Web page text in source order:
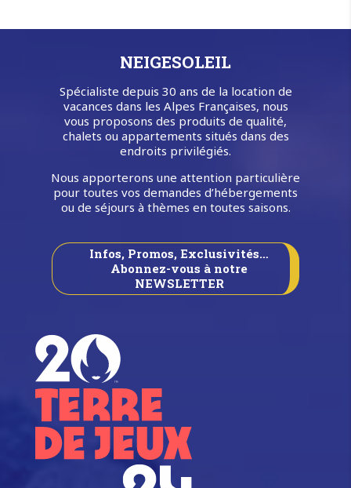
une
NEIGESOLEIL
Spécialiste depuis 30 ans de la location de
vacances dans les Alpes Françaises, nous
vous proposons des produits de qualité,
chalets ou appartements situés dans des
endroits privilégiés.
Nous apporterons une attention particulière
pour toutes vos demandes d’hébergements
ou de séjours à thèmes en toutes saisons.
Infos, Promos, Exclusivités…
Abonnez-vous à notre
NEWSLETTER